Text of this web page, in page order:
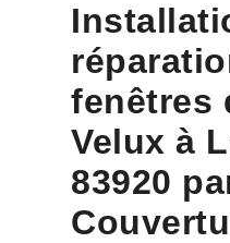
fenêtres
Velux à
83920